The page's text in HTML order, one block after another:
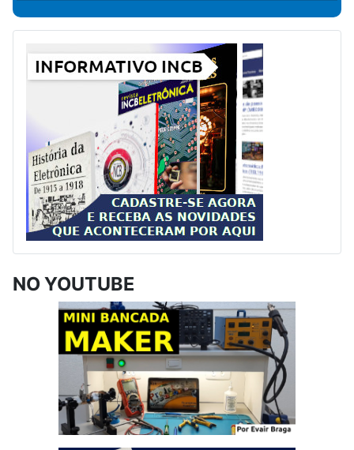
NO YOUTUBE